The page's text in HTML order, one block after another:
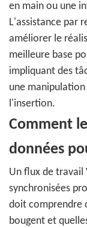
en main ou une
L'assistance par
améliorer le
meilleure base
impliquant des
une
l'insertion.
Comment
données
Un flux de travail
synchronisées
doit comprendre
bougent et